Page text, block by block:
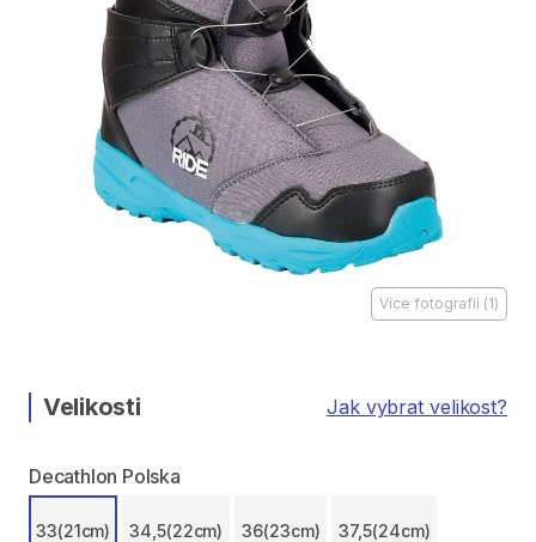
Více fotografií (1)
Velikosti Jak vybrat velikost?
Decathlon Polska
33(21cm) 34,5(22cm) 36(23cm) 37,5(24cm)